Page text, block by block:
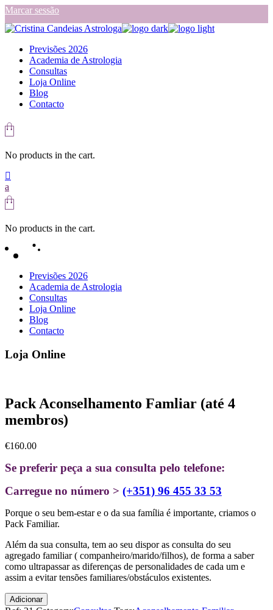
Skip
the
Marcar sessão
Previsões 2026
Academia de Astrologia
Consultas
Loja Online
Blog
Contacto
No products in the cart.
No products in the cart.
Previsões 2026
Academia de Astrologia
Consultas
Loja Online
Blog
Contacto
Loja Online
Pack Aconselhamento Famliar (até 4
membros)
€160.00
Se preferir peça a sua consulta pelo telefone:
Carregue no número > (+351) 96 455 33 53
Porque o seu bem-estar e o da sua família é importante, criamos o
Pack Familiar.
Além da sua consulta, tem ao seu dispor as consulta do seu
agregado familiar ( companheiro/marido/filhos), de forma a saber
como ultrapassar as diferenças de personalidades de cada um e
assim a evitar tensões familiares/obstáculos existentes.
Adicionar